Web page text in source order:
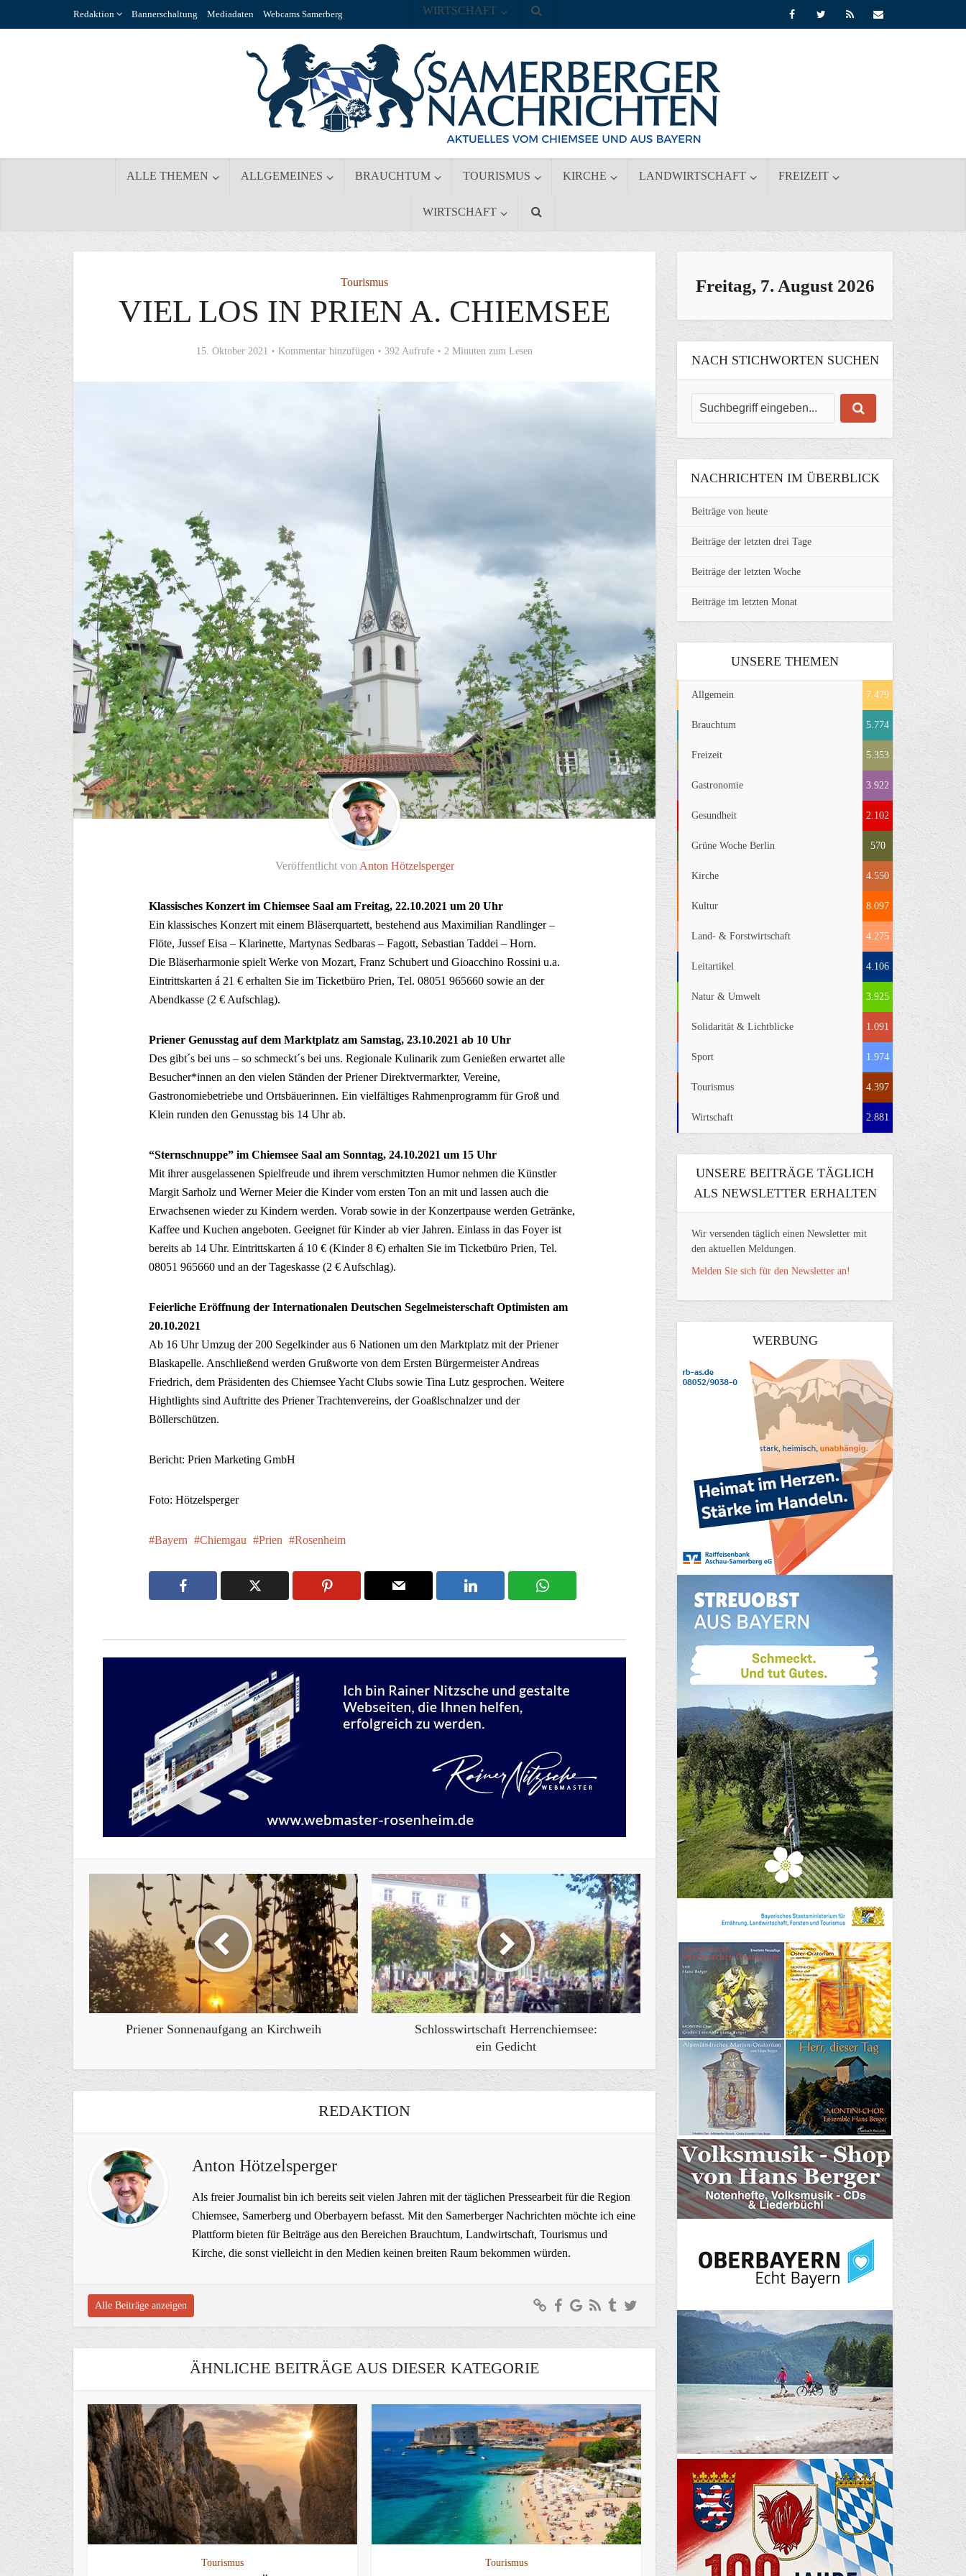
Redaktion Bannerschaltung Mediadaten Webcams Samerberg
ALLE THEMEN ALLGEMEINES BRAUCHTUM TOURISMUS KIRCHE LANDWIRTSCHAFT FREIZEIT
WIRTSCHAFT
WIRTSCHAFT
Tourismus
VIEL LOS IN PRIEN A. CHIEMSEE
15. Oktober 2021 Kommentar hinzufügen 392 Aufrufe 2 Minuten zum Lesen
Veröffentlicht von Anton Hötzelsperger
Klassisches Konzert im Chiemsee Saal am Freitag, 22.10.2021 um 20 Uhr
Ein klassisches Konzert mit einem Bläserquartett, bestehend aus Maximilian Randlinger –
Flöte, Jussef Eisa – Klarinette, Martynas Sedbaras – Fagott, Sebastian Taddei – Horn.
Die Bläserharmonie spielt Werke von Mozart, Franz Schubert und Gioacchino Rossini u.a.
Eintrittskarten á 21 € erhalten Sie im Ticketbüro Prien, Tel. 08051 965660 sowie an der
Abendkasse (2 € Aufschlag).
Priener Genusstag auf dem Marktplatz am Samstag, 23.10.2021 ab 10 Uhr
Des gibt´s bei uns – so schmeckt´s bei uns. Regionale Kulinarik zum Genießen erwartet alle
Besucher*innen an den vielen Ständen der Priener Direktvermarkter, Vereine,
Gastronomiebetriebe und Ortsbäuerinnen. Ein vielfältiges Rahmenprogramm für Groß und
Klein runden den Genusstag bis 14 Uhr ab.
“Sternschnuppe” im Chiemsee Saal am Sonntag, 24.10.2021 um 15 Uhr
Mit ihrer ausgelassenen Spielfreude und ihrem verschmitzten Humor nehmen die Künstler
Margit Sarholz und Werner Meier die Kinder vom ersten Ton an mit und lassen auch die
Erwachsenen wieder zu Kindern werden. Vorab sowie in der Konzertpause werden Getränke,
Kaffee und Kuchen angeboten. Geeignet für Kinder ab vier Jahren. Einlass in das Foyer ist
bereits ab 14 Uhr. Eintrittskarten á 10 € (Kinder 8 €) erhalten Sie im Ticketbüro Prien, Tel.
08051 965660 und an der Tageskasse (2 € Aufschlag).
Feierliche Eröffnung der Internationalen Deutschen Segelmeisterschaft Optimisten am
20.10.2021
Ab 16 Uhr Umzug der 200 Segelkinder aus 6 Nationen um den Marktplatz mit der Priener
Blaskapelle. Anschließend werden Grußworte von dem Ersten Bürgermeister Andreas
Friedrich, dem Präsidenten des Chiemsee Yacht Clubs sowie Tina Lutz gesprochen. Weitere
Hightlights sind Auftritte des Priener Trachtenvereins, der Goaßlschnalzer und der
Böllerschützen.
Bericht: Prien Marketing GmbH
Foto: Hötzelsperger
Bayern Chiemgau Prien Rosenheim
Priener Sonnenaufgang an Kirchweih
Schlosswirtschaft Herrenchiemsee:
ein Gedicht
REDAKTION
Anton Hötzelsperger
Als freier Journalist bin ich bereits seit vielen Jahren mit der täglichen Pressearbeit für die Region
Chiemsee, Samerberg und Oberbayern befasst. Mit den Samerberger Nachrichten möchte ich eine
Plattform bieten für Beiträge aus den Bereichen Brauchtum, Landwirtschaft, Tourismus und
Kirche, die sonst vielleicht in den Medien keinen breiten Raum bekommen würden.
Alle Beiträge anzeigen
ÄHNLICHE BEITRÄGE AUS DIESER KATEGORIE
Tourismus Tourismus
Freitag, 7. August 2026
NACH STICHWORTEN SUCHEN
NACHRICHTEN IM ÜBERBLICK
Beiträge von heute
Beiträge der letzten drei Tage
Beiträge der letzten Woche
Beiträge im letzten Monat
UNSERE THEMEN
Allgemein 7.479
Brauchtum 5.774
Freizeit 5.353
Gastronomie 3.922
Gesundheit 2.102
Grüne Woche Berlin 570
Kirche 4.550
Kultur 8.097
Land- & Forstwirtschaft 4.275
Leitartikel 4.106
Natur & Umwelt 3.925
Solidarität & Lichtblicke 1.091
Sport 1.974
Tourismus 4.397
Wirtschaft 2.881
UNSERE BEITRÄGE TÄGLICH
ALS NEWSLETTER ERHALTEN
Wir versenden täglich einen Newsletter mit
den aktuellen Meldungen.
Melden Sie sich für den Newsletter an!
WERBUNG